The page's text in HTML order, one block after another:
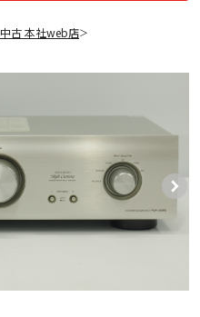
中古 本社web店＞